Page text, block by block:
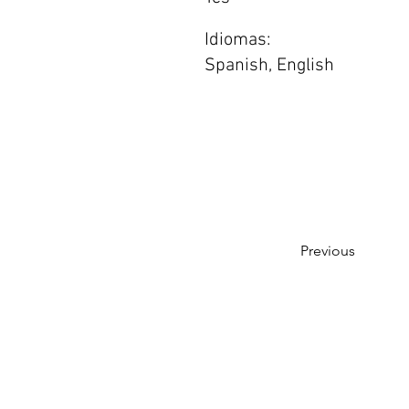
Idiomas:
Spanish, English
Previous